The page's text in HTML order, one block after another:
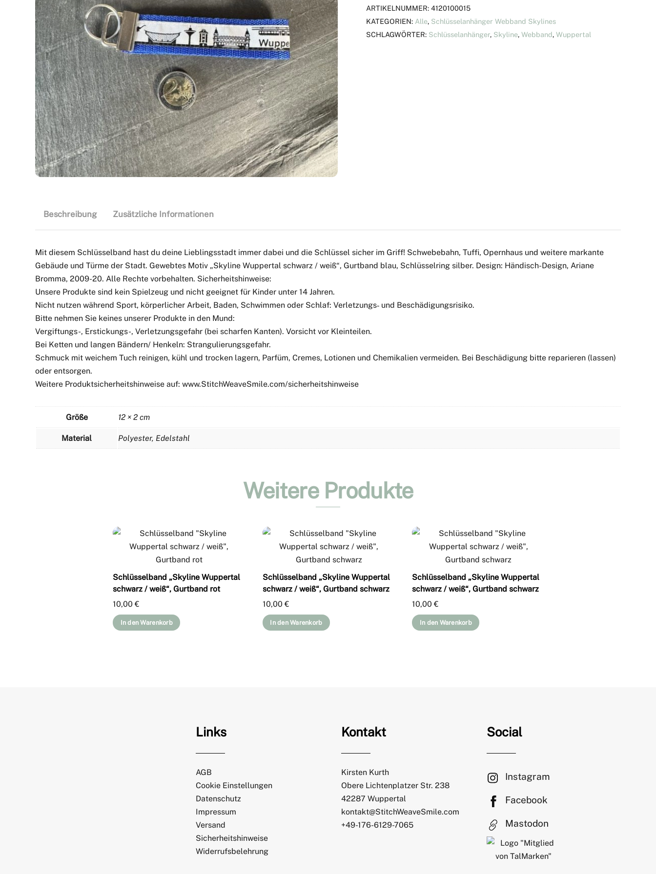
ARTIKELNUMMER: 4120100015
KATEGORIEN: Alle, Schlüsselanhänger Webband Skylines
SCHLAGWÖRTER: Schlüsselanhänger, Skyline, Webband, Wuppertal
Beschreibung Zusätzliche Informationen
Mit diesem Schlüsselband hast du deine Lieblingsstadt immer dabei und die Schlüssel sicher im Griff! Schwebebahn, Tuffi, Opernhaus und weitere markante
Gebäude und Türme der Stadt. Gewebtes Motiv „Skyline Wuppertal schwarz / weiß“, Gurtband blau, Schlüsselring silber. Design: Händisch-Design, Ariane
Bromma, 2009-20. Alle Rechte vorbehalten. Sicherheitshinweise:
Unsere Produkte sind kein Spielzeug und nicht geeignet für Kinder unter 14 Jahren.
Nicht nutzen während Sport, körperlicher Arbeit, Baden, Schwimmen oder Schlaf: Verletzungs‑ und Beschädigungsrisiko.
Bitte nehmen Sie keines unserer Produkte in den Mund:
Vergiftungs-, Erstickungs-, Verletzungsgefahr (bei scharfen Kanten). Vorsicht vor Kleinteilen.
Bei Ketten und langen Bändern/ Henkeln: Strangulierungsgefahr.
Schmuck mit weichem Tuch reinigen, kühl und trocken lagern, Parfüm, Cremes, Lotionen und Chemikalien vermeiden. Bei Beschädigung bitte reparieren (lassen)
oder entsorgen.
Weitere Produktsicherheitshinweise auf: www.StitchWeaveSmile.com/sicherheitshinweise
Größe 12 × 2 cm
Material Polyester, Edelstahl
Weitere Produkte
Schlüsselband „Skyline Wuppertal
schwarz / weiß“, Gurtband rot
10,00€
In den Warenkorb
Schlüsselband „Skyline Wuppertal
schwarz / weiß“, Gurtband schwarz
10,00€
In den Warenkorb
Schlüsselband „Skyline Wuppertal
schwarz / weiß“, Gurtband schwarz
10,00€
In den Warenkorb
Links
AGB
Cookie Einstellungen
Datenschutz
Impressum
Versand
Sicherheitshinweise
Widerrufsbelehrung
Kontakt
Kirsten Kurth
Obere Lichtenplatzer Str. 238
42287 Wuppertal
kontakt@StitchWeaveSmile.com
+49-176-6129-7065
Social
Instagram
Facebook
Mastodon